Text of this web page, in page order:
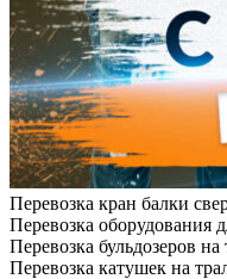
Перевозка кран балки
Перевозка оборудования
Перевозка бульдозеров на
Перевозка катушек на